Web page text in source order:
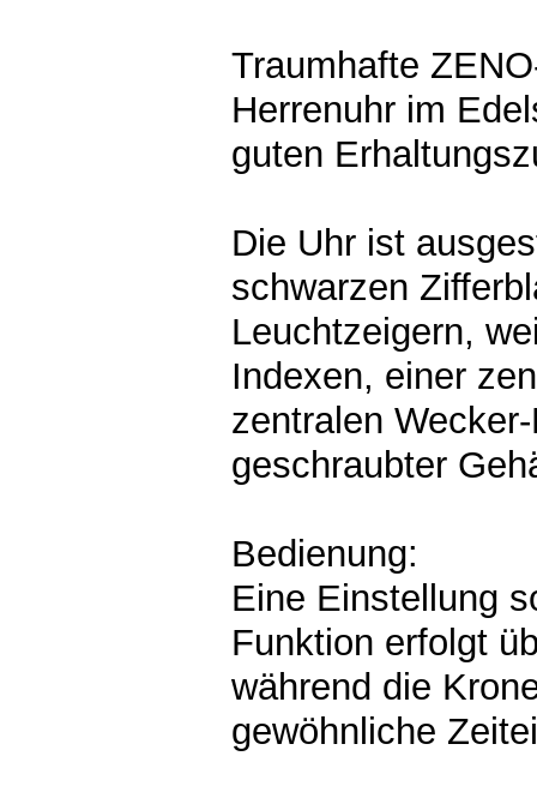
Traumhafte
Herrenuhr im
guten
Die Uhr ist
schwarzen
Leuchtzeigern,
Indexen, einer
zentralen
geschraubter
Bedienung:
Eine Einstellung
Funktion erfolgt
während die
gewöhnliche